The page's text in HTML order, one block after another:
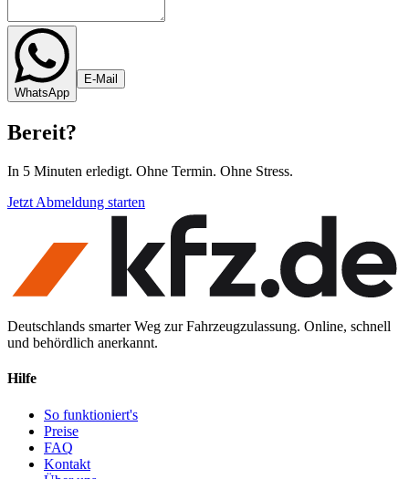
WhatsApp
E-Mail
Bereit?
In 5 Minuten erledigt. Ohne Termin. Ohne Stress.
Jetzt Abmeldung starten
Deutschlands smarter Weg zur Fahrzeugzulassung. Online, schnell
und behördlich anerkannt.
Hilfe
So funktioniert's
Preise
FAQ
Kontakt